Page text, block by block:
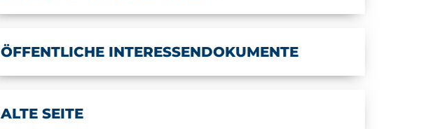
ÖFFENTLICHE INTERESSENDOKUMENTE
ALTE SEITE